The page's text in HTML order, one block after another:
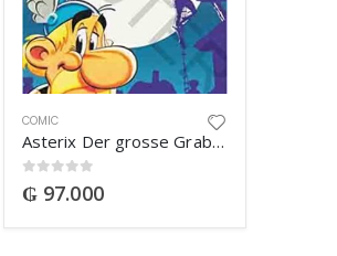
COMIC
Asterix Der grosse Graben
0out of 5
₲ 97.000